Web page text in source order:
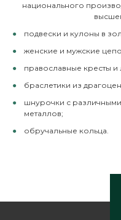
национального
подвески и кулоны в
женские и мужские
православные кресты и
браслетики из
шнурочки с
металлов;
обручальные кольца.